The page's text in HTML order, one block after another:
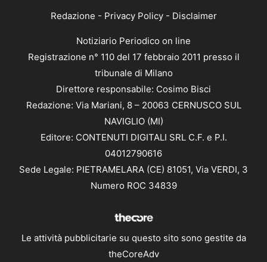
Redazione - Privacy Policy- Disclaimer
Notiziario Periodico on line
Registrazione n° 110 del 17 febbraio 2011 presso il
tribunale di Milano
Direttore responsabile: Cosimo Bisci
Redazione: Via Mariani, 8 – 20063 CERNUSCO SUL
NAVIGLIO (MI)
Editore: CONTENUTI DIGITALI SRL C.F. e P.I.
04012790616
Sede Legale: PIETRAMELARA (CE) 81051, Via VERDI, 3
Numero ROC 34839
Le attività pubblicitarie su questo sito sono gestite da
theCoreAdv